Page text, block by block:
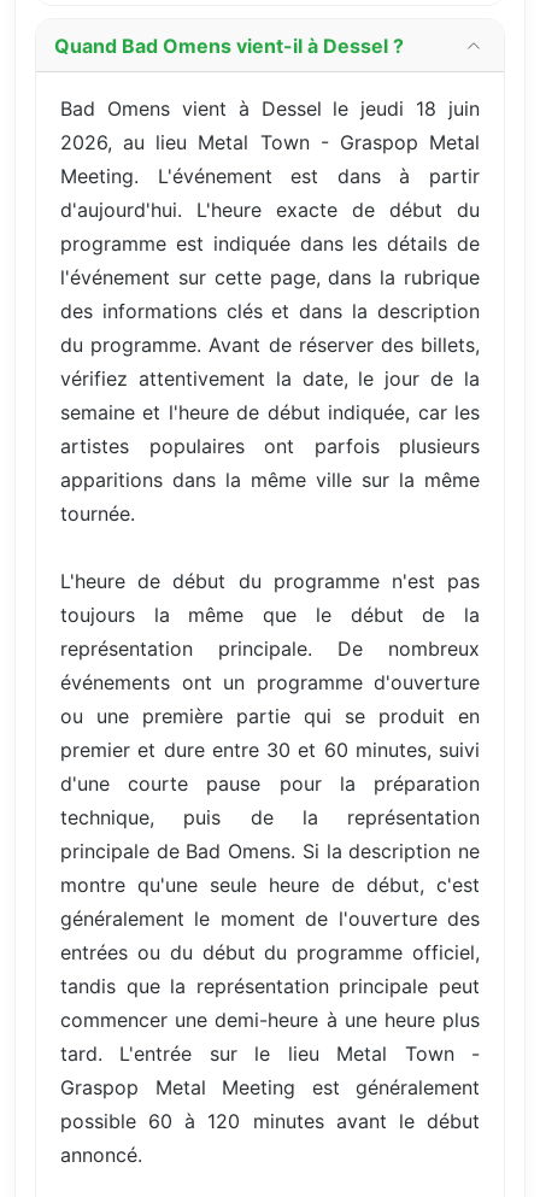
Quand Bad Omens vient-il à Dessel ?
Bad Omens vient à Dessel le jeudi 18 juin
2026, au lieu Metal Town - Graspop Metal
Meeting. L'événement est dans à partir
d'aujourd'hui. L'heure exacte de début du
programme est indiquée dans les détails de
l'événement sur cette page, dans la rubrique
des informations clés et dans la description
du programme. Avant de réserver des billets,
vérifiez attentivement la date, le jour de la
semaine et l'heure de début indiquée, car les
artistes populaires ont parfois plusieurs
apparitions dans la même ville sur la même
tournée.
L'heure de début du programme n'est pas
toujours la même que le début de la
représentation principale. De nombreux
événements ont un programme d'ouverture
ou une première partie qui se produit en
premier et dure entre 30 et 60 minutes, suivi
d'une courte pause pour la préparation
technique, puis de la représentation
principale de Bad Omens. Si la description ne
montre qu'une seule heure de début, c'est
généralement le moment de l'ouverture des
entrées ou du début du programme officiel,
tandis que la représentation principale peut
commencer une demi-heure à une heure plus
tard. L'entrée sur le lieu Metal Town -
Graspop Metal Meeting est généralement
possible 60 à 120 minutes avant le début
annoncé.